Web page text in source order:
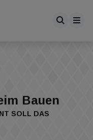
Bauen
SOLL DAS